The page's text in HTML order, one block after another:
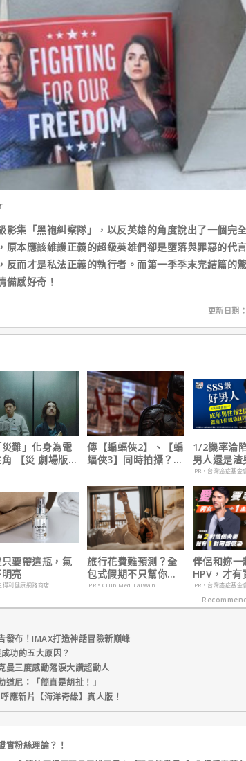
集「黑袍糾察隊」，以反英雄的角度說出了一個完
原本應該維護正義的超級英雄們卻是墮落與罪惡的代
反而才是私法正義的執行者。而第一季季末完結篇的
備感好奇！
更新日期
災難」化身為電
【災 劇場版】
傳【蝙蝠俠2】、【蝙
蝠俠3】同時拍攝？詹
1/2機率淪
男人還是渣
在這
PR・台灣癌症基金
只要帶這瓶，氣
亮
得利健康網路商店
旅行花費難預測？全
包式假期不只幫你省
預算更省精力！
PR・Club Med Taiwan
伴侶和妳一
HPV，才有
妳！
PR・台灣癌症基金
發布！IMAX打造神話冒險新巔峰
功的五大原因？
曼三度感動落淚大讚超動人
尼：「簡直是胡扯！」
應新片【海洋奇緣】真人版！
實粉絲理論？！